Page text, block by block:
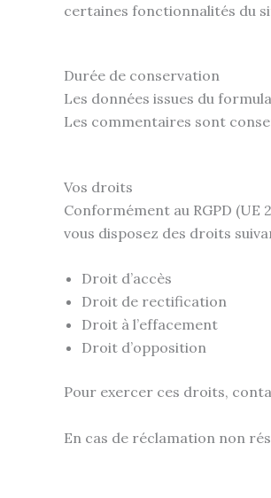
certaines fonctionnalités du
Durée de conservation
Les données issues du
Les commentaires sont
Vos droits
Conformément au RGPD
vous disposez des droits
Droit d’accès
Droit de rectification
Droit à l’effacement
Droit d’opposition
Pour exercer ces droits,
En cas de réclamation non